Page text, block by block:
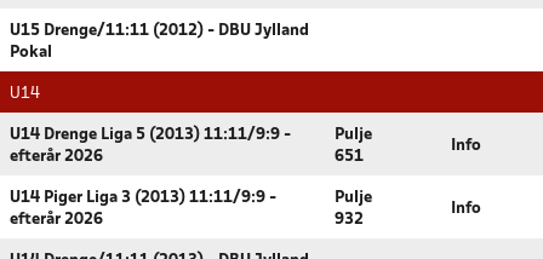
U15 Drenge/11:11 (2012) - DBU Jylland
Pokal
U14
U14 Drenge Liga 5 (2013) 11:11/9:9 -
efterår 2026
Pulje
651
Info
U14 Piger Liga 3 (2013) 11:11/9:9 -
efterår 2026
Pulje
932
Info